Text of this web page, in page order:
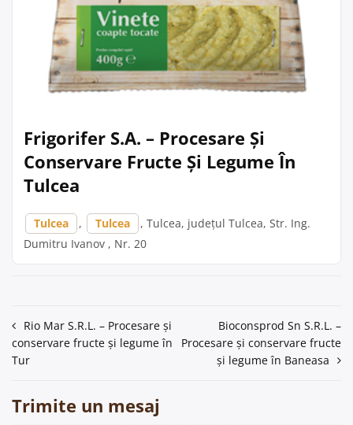
Frigorifer S.A. – Procesare Și
Conservare Fructe Și Legume În
Tulcea
Tulcea , Tulcea
, Tulcea, județul Tulcea, Str. Ing.
Dumitru Ivanov , Nr. 20
Navigare
în
Rio Mar S.R.L. – Procesare și
conservare fructe și legume în
Tur
Bioconsprod Sn S.R.L. –
Procesare și conservare fructe
și legume în Baneasa
Trimite un mesaj